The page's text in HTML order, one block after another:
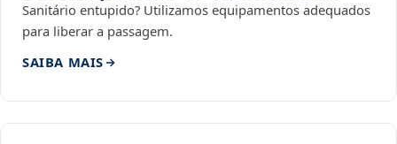
Sanitário entupido? Utilizamos equipamentos adequados
para liberar a passagem.
SAIBA MAIS